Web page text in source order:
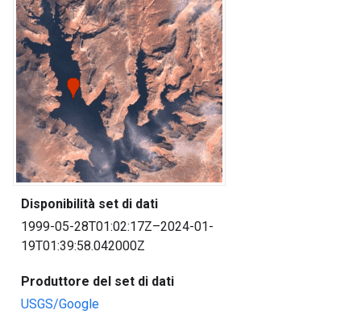
Disponibilità set di dati
1999-05-28T01:02:17Z–2024-01-
19T01:39:58.042000Z
Produttore del set di dati
USGS/Google